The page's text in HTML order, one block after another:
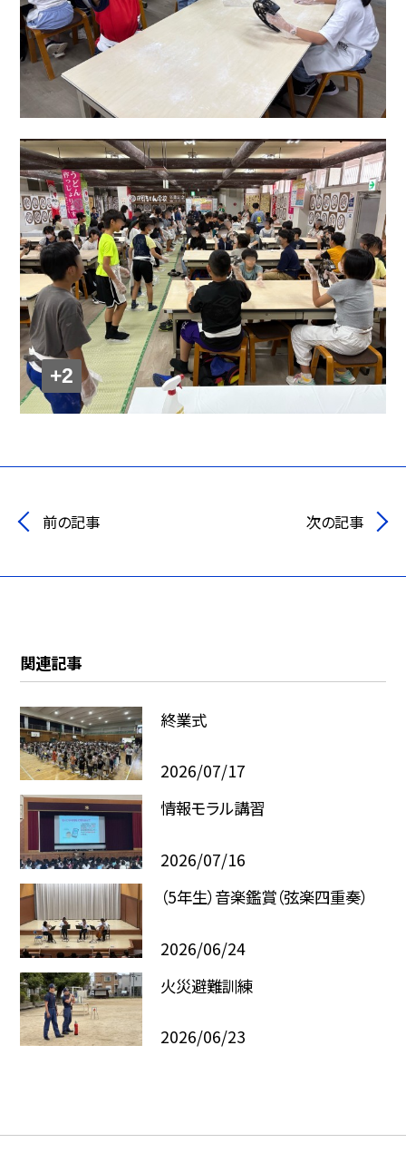
+2
前の記事 次の記事
関連記事
終業式
2026/07/17
情報モラル講習
2026/07/16
（5年生）音楽鑑賞（弦楽四重奏）
2026/06/24
火災避難訓練
2026/06/23